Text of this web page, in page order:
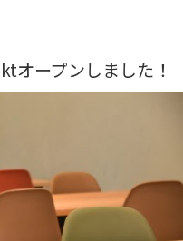
オープンしました！